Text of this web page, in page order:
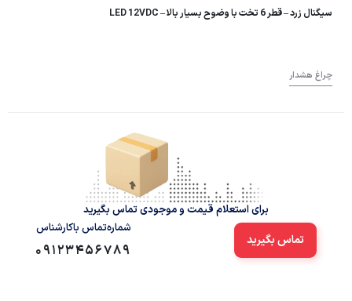
سیگنال زرد – قطر 6 تخت با وضوح بسیار بالا – LED 12VDC
چراغ هشدار
برای استعلام قیمت و موجودی تماس بگیرید
تماس بگیرید
شماره‌تماس‌ با‌کارشناس
09123456789